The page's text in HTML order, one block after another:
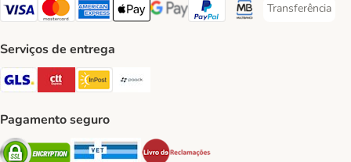
Visa Payment Method
Mastercard Payment Method
American Express Payment Method
Apple Pay Payment Method
Google Pay Payment Method
PayPal Payment Method
Multibanco Payment
Transferência
Transferência
Serviços de entrega
GLS Shipping Method
CTTExpress Shipping Method
InPost Shipping Method
Pagamento seguro
Security Security